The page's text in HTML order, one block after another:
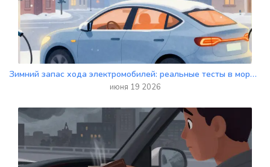
Зимний запас хода электромобилей: реальные тесты в мороз и советы по экономии
июня 19 2026